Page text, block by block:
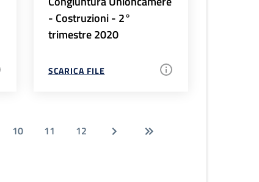
- Costruzioni - 2°
trimestre 2020
SCARICA FILE
10 11 12